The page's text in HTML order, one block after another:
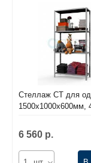
Стеллаж СТ для
1500х1000х600мм,
6 560 р.